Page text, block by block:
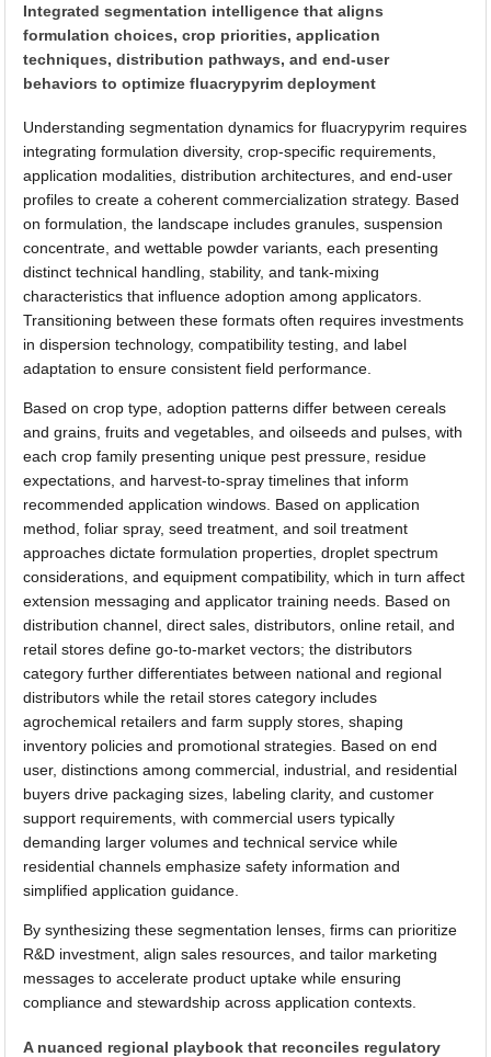
Integrated segmentation intelligence that aligns
formulation choices, crop priorities, application
techniques, distribution pathways, and end-user
behaviors to optimize fluacrypyrim deployment
Understanding segmentation dynamics for fluacrypyrim requires
integrating formulation diversity, crop-specific requirements,
application modalities, distribution architectures, and end-user
profiles to create a coherent commercialization strategy. Based
on formulation, the landscape includes granules, suspension
concentrate, and wettable powder variants, each presenting
distinct technical handling, stability, and tank-mixing
characteristics that influence adoption among applicators.
Transitioning between these formats often requires investments
in dispersion technology, compatibility testing, and label
adaptation to ensure consistent field performance.
Based on crop type, adoption patterns differ between cereals
and grains, fruits and vegetables, and oilseeds and pulses, with
each crop family presenting unique pest pressure, residue
expectations, and harvest-to-spray timelines that inform
recommended application windows. Based on application
method, foliar spray, seed treatment, and soil treatment
approaches dictate formulation properties, droplet spectrum
considerations, and equipment compatibility, which in turn affect
extension messaging and applicator training needs. Based on
distribution channel, direct sales, distributors, online retail, and
retail stores define go-to-market vectors; the distributors
category further differentiates between national and regional
distributors while the retail stores category includes
agrochemical retailers and farm supply stores, shaping
inventory policies and promotional strategies. Based on end
user, distinctions among commercial, industrial, and residential
buyers drive packaging sizes, labeling clarity, and customer
support requirements, with commercial users typically
demanding larger volumes and technical service while
residential channels emphasize safety information and
simplified application guidance.
By synthesizing these segmentation lenses, firms can prioritize
R&D investment, align sales resources, and tailor marketing
messages to accelerate product uptake while ensuring
compliance and stewardship across application contexts.
A nuanced regional playbook that reconciles regulatory